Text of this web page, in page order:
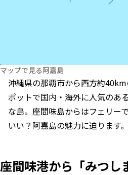
マップで見る阿嘉島
沖縄県の那覇市から西方約
ポットで国内・海外に人気のあ
な島。座間味島からはフェリー
いい？阿嘉島の魅力に迫ります。
座間味港から「みつし